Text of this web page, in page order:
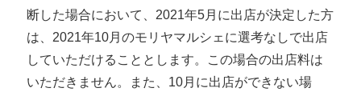
断した場合において、2021年5月に出店が決定した方
は、2021年10月のモリヤマルシェに選考なしで出店
していただけることとします。この場合の出店料は
いただきません。また、10月に出店ができない場